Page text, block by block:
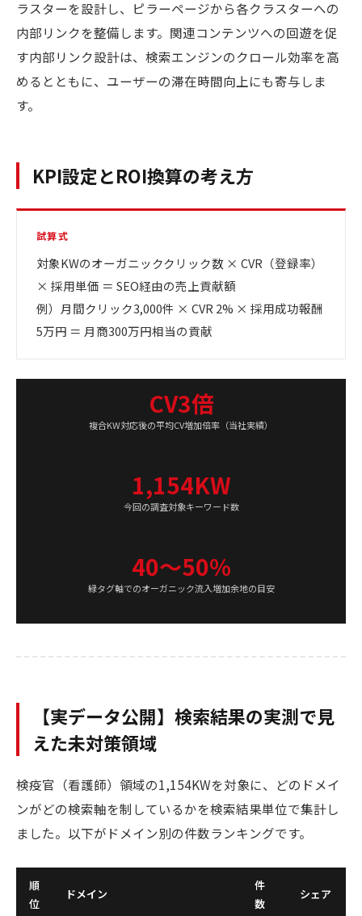
ラスターを設計し、ピラーページから各クラスターへの
内部リンクを整備します。関連コンテンツへの回遊を促
す内部リンク設計は、検索エンジンのクロール効率を高
めるとともに、ユーザーの滞在時間向上にも寄与しま
す。
KPI設定とROI換算の考え方
試算式
対象KWのオーガニッククリック数 × CVR（登録率）
× 採用単価 ＝ SEO経由の売上貢献額
例）月間クリック3,000件 × CVR 2% × 採用成功報酬
5万円 ＝ 月商300万円相当の貢献
CV3倍
複合KW対応後の平均CV増加倍率（当社実績）
1,154KW
今回の調査対象キーワード数
40〜50%
緑タグ軸でのオーガニック流入増加余地の目安
【実データ公開】検索結果の実測で見
えた未対策領域
検疫官（看護師）領域の1,154KWを対象に、どのドメイ
ンがどの検索軸を制しているかを検索結果単位で集計し
ました。以下がドメイン別の件数ランキングです。
順
位
ドメイン
件
数
シェア